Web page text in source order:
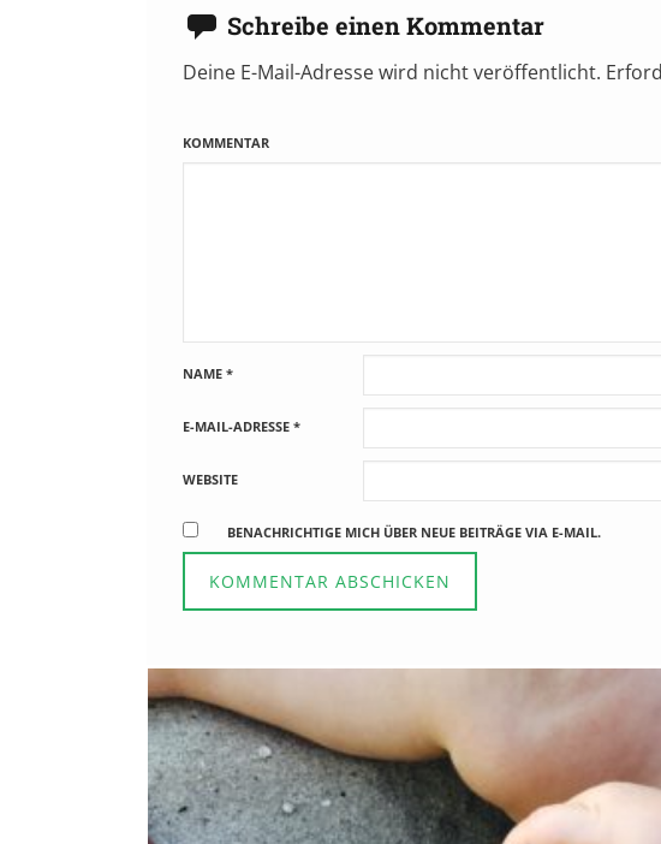
Schreibe einen Kommentar
Deine E-Mail-Adresse wird nicht veröffentlicht.
KOMMENTAR
NAME *
E-MAIL-ADRESSE *
WEBSITE
BENACHRICHTIGE MICH ÜBER NEUE BEITRÄGE VIA E-MAIL.